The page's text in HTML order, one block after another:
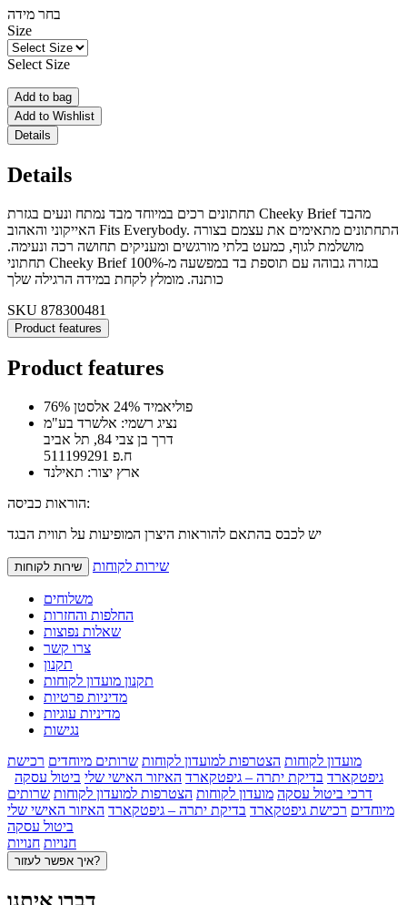
בחר מידה
Size
Select Size
Add to bag
Add to Wishlist
Details
Details
תחתונים רכים במיוחד מבד נמתח ונעים בגזרת Cheeky Brief מהבד
האייקוני והאהוב Fits Everybody. התחתונים מתאימים את עצמם בצורה
מושלמת לגוף, כמעט בלתי מורגשים ומעניקים תחושה רכה ונעימה.
תחתוני Cheeky Brief בגזרה גבוהה עם תוספת בד במפשעה מ-100%
כותנה. מומלץ לקחת במידה הרגילה שלך
SKU 878300481
Product features
Product features
76% פוליאמיד 24% אלסטן
נציג רשמי: אלשרד בע"מ
דרך בן צבי 84, תל אביב
ח.פ 511199291
ארץ יצור: תאילנד
הוראות כביסה:
יש לכבס בהתאם להוראות היצרן המופיעות על תווית הבגד
שירות לקוחות שירות לקוחות
משלוחים
החלפות והחזרות
שאלות נפוצות
צרו קשר
תקנון
תקנון מועדון לקוחות
מדיניות פרטיות
מדיניות עוגיות
נגישות
מועדון לקוחות הצטרפות למועדון לקוחות שרותים מיוחדים רכישת
גיפטקארד בדיקת יתרה – גיפטקארד האיזור האישי שלי ביטול עסקה
דרכי ביטול עסקה מועדון לקוחות הצטרפות למועדון לקוחות שרותים
מיוחדים רכישת גיפטקארד בדיקת יתרה – גיפטקארד האיזור האישי שלי
ביטול עסקה
חנויות חנויות
איך אפשר לעזור?
דברו איתנו